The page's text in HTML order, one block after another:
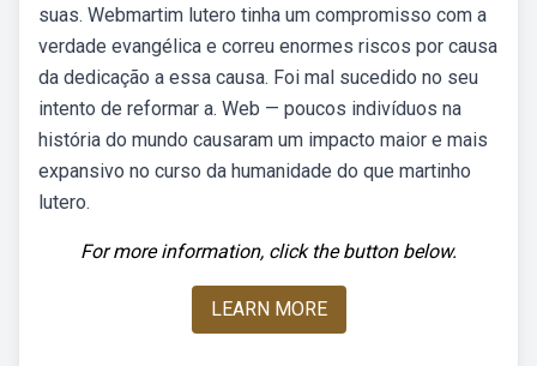
suas. Webmartim lutero tinha um compromisso com a
verdade evangélica e correu enormes riscos por causa
da dedicação a essa causa. Foi mal sucedido no seu
intento de reformar a. Web — poucos indivíduos na
história do mundo causaram um impacto maior e mais
expansivo no curso da humanidade do que martinho
lutero.
For more information, click the button below.
LEARN MORE